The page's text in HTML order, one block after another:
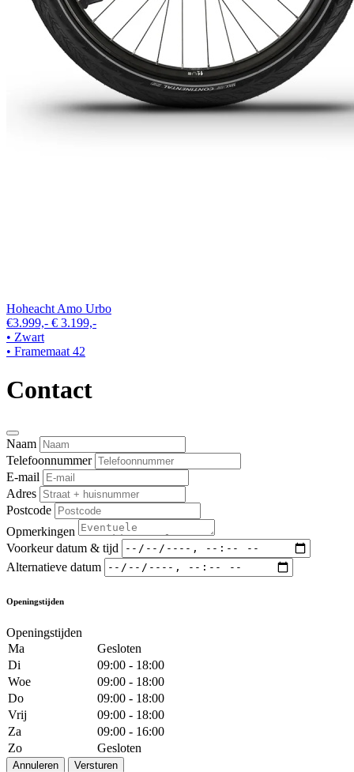
Hoheacht Amo Urbo
€3.999,- € 3.199,-
• Zwart
• Framemaat 42
Contact
Naam
Telefoonnummer
E-mail
Adres
Postcode
Opmerkingen
Voorkeur datum & tijd
Alternatieve datum
Openingstijden
Openingstijden
Ma
Gesloten
Di
09:00 - 18:00
Woe
09:00 - 18:00
Do
09:00 - 18:00
Vrij
09:00 - 18:00
Za
09:00 - 16:00
Zo
Gesloten
Annuleren Versturen